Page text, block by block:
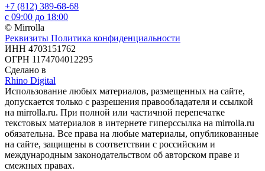
+7 (812) 389-68-68
с 09:00 до 18:00
© Mirrolla
Реквизиты Политика конфиденциальности
ИНН 4703151762
ОГРН 1174704012295
Сделано в
Rhino Digital
Использование любых материалов, размещенных на сайте,
допускается только с разрешения правообладателя и ссылкой
на mirrolla.ru. При полной или частичной перепечатке
текстовых материалов в интернете гиперссылка на mirrolla.ru
обязательна. Все права на любые материалы, опубликованные
на сайте, защищены в соответствии с российским и
международным законодательством об авторском праве и
смежных правах.